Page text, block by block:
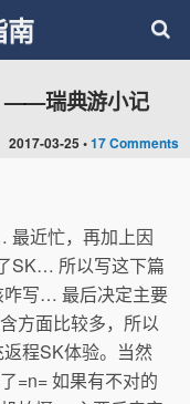
南
2017-03-25 •17 Comments
——瑞典游小记
近忙，再加上因
SK… 所以写这下篇
写… 最后决定主要
方面比较多，所以
程SK体验。当然
=n= 如果有不对的